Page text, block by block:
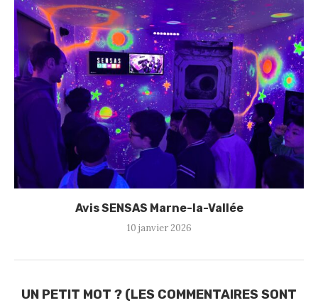
Avis SENSAS Marne-la-Vallée
10 janvier 2026
UN PETIT MOT ? (LES COMMENTAIRES SONT